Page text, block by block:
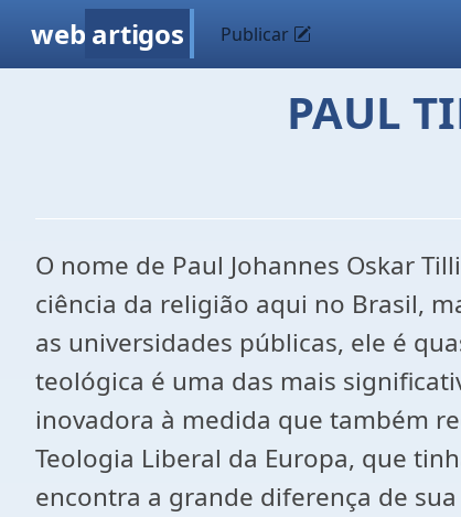
web artigos Publicar
PAUL
O nome de Paul Johannes Oskar
ciência da religião aqui no Brasil,
as universidades públicas, ele é
teológica é uma das mais
inovadora à medida que também
Teologia Liberal da Europa, que
encontra a grande diferença de